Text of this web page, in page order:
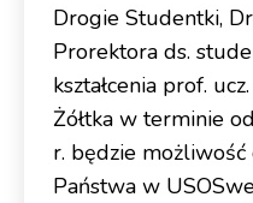
Drogie Studentki,
Prorektora ds.
kształcenia prof.
Żółtka w terminie
r. będzie
Państwa w